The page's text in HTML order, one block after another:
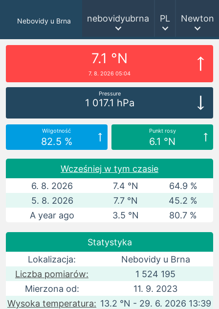
Nebovidy u Brna nebovidyubrna PL Newton
7.1 °N
7. 8. 2026 05:04
Pressure
1 017.1 hPa
Wilgotność
82.5 %
Punkt rosy
6.1 °N
Wcześniej w tym czasie
6. 8. 2026
7.4 °N
64.9 %
5. 8. 2026
7.7 °N
45.2 %
A year ago
3.5 °N 80.7 %
Statystyka
Lokalizacja:
Nebovidy u Brna
Liczba pomiarów:
1 524 195
Mierzona od:
11. 9. 2023
Wysoka temperatura: 13.2 °N - 29. 6. 2026 13:39